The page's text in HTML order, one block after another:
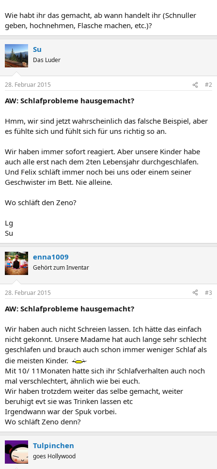
Wie habt ihr das gemacht, ab wann handelt ihr (Schnuller
geben, hochnehmen, Flasche machen, etc.)?
Su
Das Luder
28. Februar 2015 #2
AW: Schlafprobleme hausgemacht?
Hmm, wir sind jetzt wahrscheinlich das falsche Beispiel, aber
es fühlte sich und fühlt sich für uns richtig so an.
Wir haben immer sofort reagiert. Aber unsere Kinder habe
auch alle erst nach dem 2ten Lebensjahr durchgeschlafen.
Und Felix schläft immer noch bei uns oder einem seiner
Geschwister im Bett. Nie alleine.
Wo schläft den Zeno?
Lg
Su
enna1009
Gehört zum Inventar
28. Februar 2015 #3
AW: Schlafprobleme hausgemacht?
Wir haben auch nicht Schreien lassen. Ich hätte das einfach
nicht gekonnt. Unsere Madame hat auch lange sehr schlecht
geschlafen und brauch auch schon immer weniger Schlaf als
die meisten Kinder.
Mit 10/ 11Monaten hatte sich ihr Schlafverhalten auch noch
mal verschlechtert, ähnlich wie bei euch.
Wir haben trotzdem weiter das selbe gemacht, weiter
beruhigt evt sie was Trinken lassen etc
Irgendwann war der Spuk vorbei.
Wo schläft Zeno denn?
Tulpinchen
goes Hollywood